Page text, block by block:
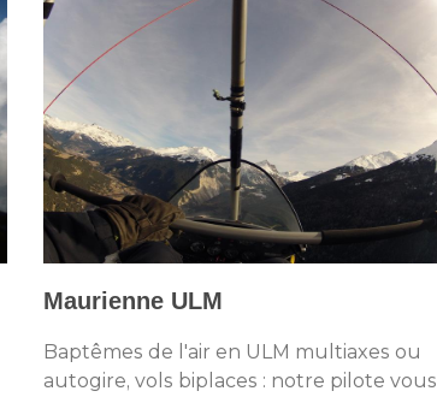
Maurienne ULM
Baptêmes de l'air en ULM multiaxes ou
autogire, vols biplaces : notre pilote vous